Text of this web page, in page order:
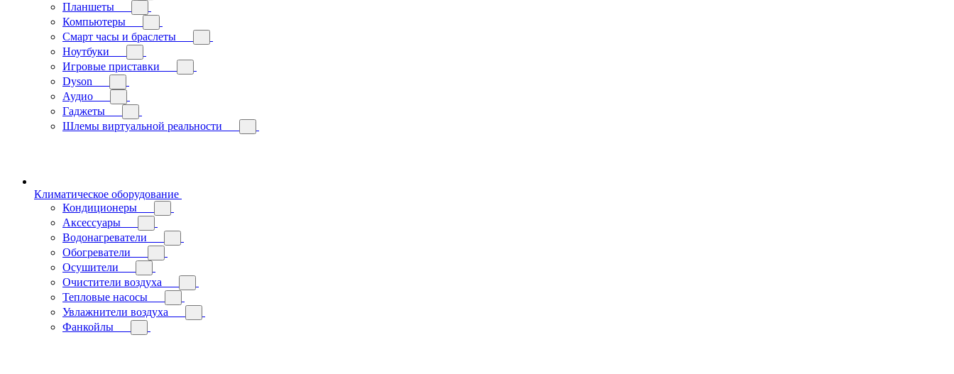
Планшеты
Компьютеры
Смарт часы и браслеты
Ноутбуки
Игровые приставки
Dyson
Аудио
Гаджеты
Шлемы виртуальной реальности
Климатическое оборудование
Кондиционеры
Аксессуары
Водонагреватели
Обогреватели
Осушители
Очистители воздуха
Тепловые насосы
Увлажнители воздуха
Фанкойлы